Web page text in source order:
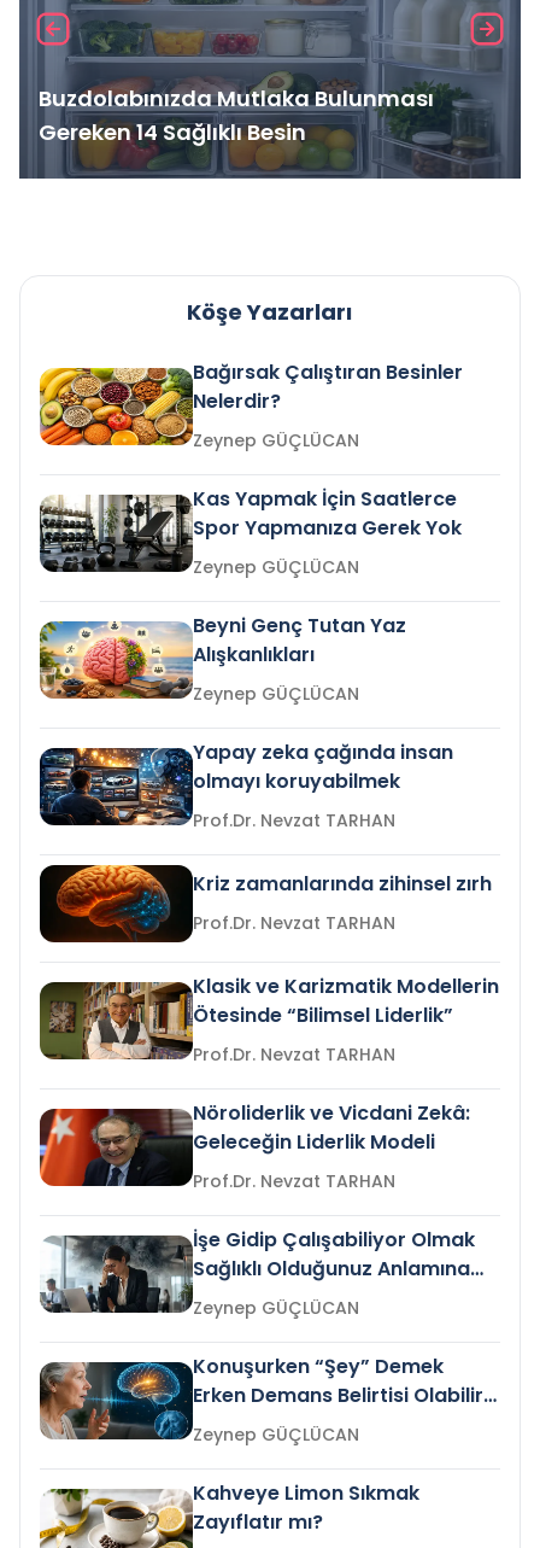
Buzdolabınızda Mutlaka Bulunması
Gereken 14 Sağlıklı Besin
Köşe Yazarları
Bağırsak Çalıştıran Besinler
Nelerdir?
Zeynep GÜÇLÜCAN
Kas Yapmak İçin Saatlerce
Spor Yapmanıza Gerek Yok
Zeynep GÜÇLÜCAN
Beyni Genç Tutan Yaz
Alışkanlıkları
Zeynep GÜÇLÜCAN
Yapay zeka çağında insan
olmayı koruyabilmek
Prof.Dr. Nevzat TARHAN
Kriz zamanlarında zihinsel zırh
Prof.Dr. Nevzat TARHAN
Klasik ve Karizmatik Modellerin
Ötesinde “Bilimsel Liderlik”
Prof.Dr. Nevzat TARHAN
Nöroliderlik ve Vicdani Zekâ:
Geleceğin Liderlik Modeli
Prof.Dr. Nevzat TARHAN
İşe Gidip Çalışabiliyor Olmak
Sağlıklı Olduğunuz Anlamına
Gelir mi?Zeynep GÜÇLÜCAN
Konuşurken “Şey” Demek
Erken Demans Belirtisi Olabilir
mi?
Zeynep GÜÇLÜCAN
Kahveye Limon Sıkmak
Zayıflatır mı?